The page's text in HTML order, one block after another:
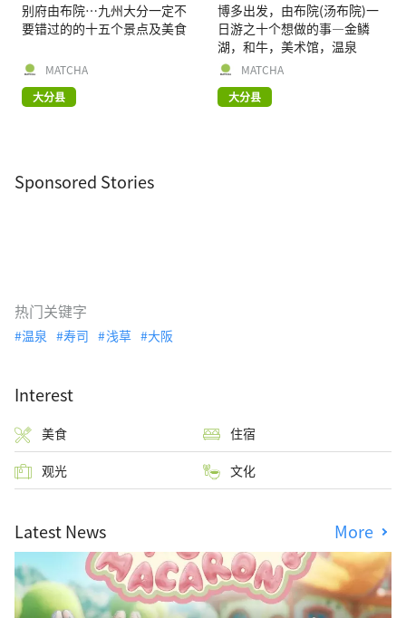
别府由布院…九州大分一定不
要错过的的十五个景点及美食
MATCHA
大分县
博多出发，由布院(汤布院)一
日游之十个想做的事―金鳞
湖，和牛，美术馆，温泉
MATCHA
大分县
Sponsored Stories
热门关键字
温泉 寿司 浅草 大阪
Interest
美食 住宿
观光 文化
Latest News More